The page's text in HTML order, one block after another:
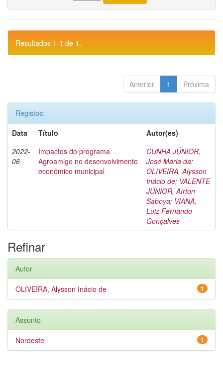
Resultados 1-1 de 1.
Anterior 1 Próxima
Registos:
Data
Título
Autor(es)
2022-
06
Impactos do programa
Agroamigo no desenvolvimento
econômico municipal
CUNHA JÚNIOR,
José Maria da;
OLIVEIRA, Alysson
Inácio de; VALENTE
JÚNIOR, Aírton
Saboya; VIANA,
Luiz Fernando
Gonçalves
Refinar
Autor
1
OLIVEIRA, Alysson Inácio de
Assunto
1
Nordeste